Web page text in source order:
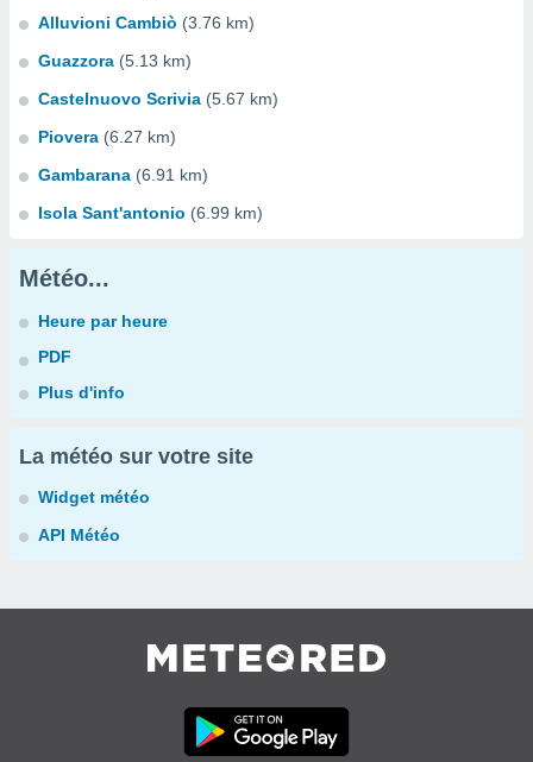
Alluvioni Cambiò (3.76 km)
Guazzora (5.13 km)
Castelnuovo Scrivia (5.67 km)
Piovera (6.27 km)
Gambarana (6.91 km)
Isola Sant'antonio (6.99 km)
Météo...
Heure par heure
PDF
Plus d'info
La météo sur votre site
Widget météo
API Météo